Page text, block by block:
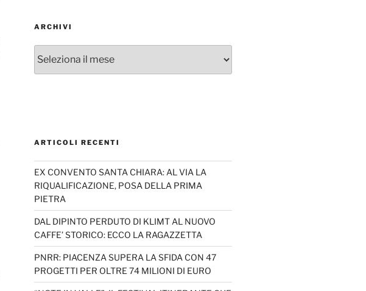
ARCHIVI
ARTICOLI RECENTI
EX CONVENTO SANTA CHIARA: AL VIA LA
RIQUALIFICAZIONE, POSA DELLA PRIMA
PIETRA
DAL DIPINTO PERDUTO DI KLIMT AL NUOVO
CAFFE’ STORICO: ECCO LA RAGAZZETTA
PNRR: PIACENZA SUPERA LA SFIDA CON 47
PROGETTI PER OLTRE 74 MILIONI DI EURO